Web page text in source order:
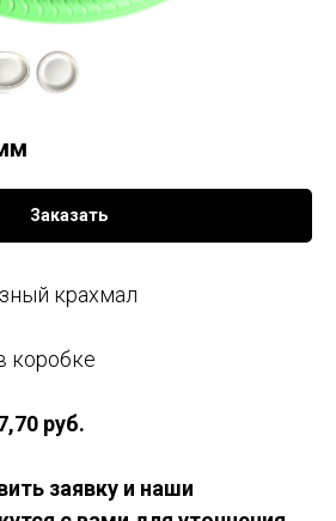
Заказать
крахмал
коробке
руб.
заявку и наши